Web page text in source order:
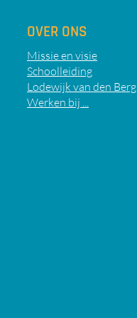
OVER ONS
Missie en visie
Schoolleiding
Lodewijk van den Berg
Werken bij ...